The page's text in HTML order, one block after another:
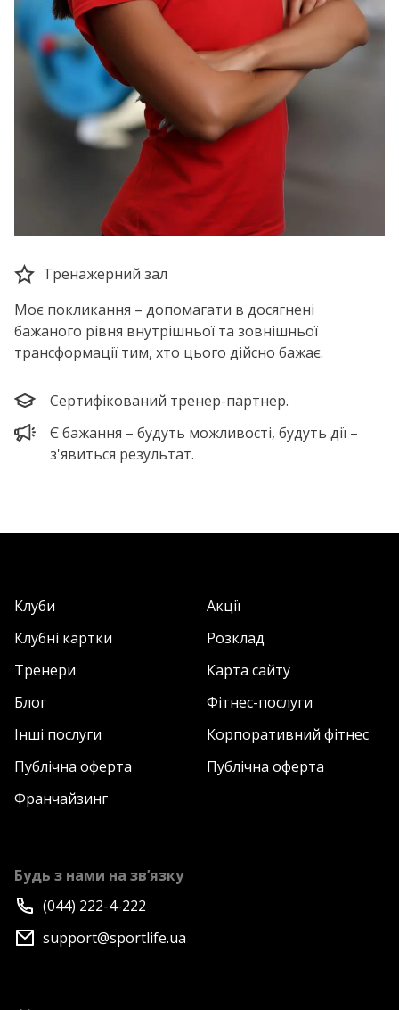
Тренажерний зал
Моє покликання – допомагати в досягнені
бажаного рівня внутрішньої та зовнішньої
трансформації тим, хто цього дійсно бажає.
Сертифікований тренер-партнер.
Є бажання – будуть можливості, будуть дії –
з'явиться результат.
Клуби
Акції
Клубні картки
Розклад
Тренери
Карта сайту
Блог
Фітнес-послуги
Інші послуги
Корпоративний фітнес
Публічна оферта
Публічна оферта
Франчайзинг
Будь з нами на зв’язку
(044) 222-4-222
support@sportlife.ua